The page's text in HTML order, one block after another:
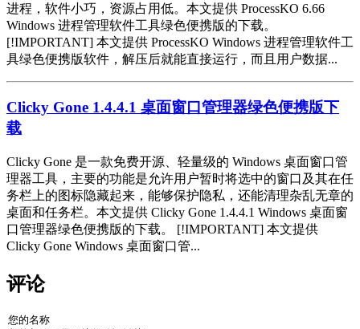
进程，软件小巧，资源占用低。本文提供 ProcessKO 6.66
Windows 进程管理软件工具绿色便携版的下载。
[!IMPORTANT] 本文提供 ProcessKO Windows 进程管理软件工
具绿色便携版软件，解压后就能直接运行，而且用户数据...
Clicky Gone 1.4.4.1 桌面窗口管理器绿色便携版下
载
Clicky Gone 是一款免费开源、轻量级的 Windows 桌面窗口管
理器工具，主要的功能是允许用户暂时将选中的窗口及其在任
务栏上的图标隐藏起来，能够保护隐私，还能清理杂乱无章的
桌面和任务栏。本文提供 Clicky Gone 1.4.4.1 Windows 桌面窗
口管理器绿色便携版的下载。 [!IMPORTANT] 本文提供
Clicky Gone Windows 桌面窗口管...
评论